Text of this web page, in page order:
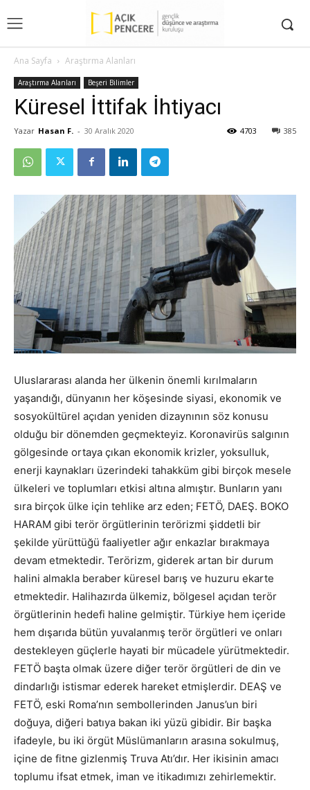
Ana Sayfa Araştırma Alanları
Araştırma Alanları Beşeri Bilimler
Küresel İttifak İhtiyacı
Yazar Hasan F. - 30 Aralık 2020 385
4703
Uluslararası alanda her ülkenin önemli kırılmaların
yaşandığı, dünyanın her köşesinde siyasi, ekonomik ve
sosyokültürel açıdan yeniden dizaynının söz konusu
olduğu bir dönemden geçmekteyiz. Koronavirüs salgının
gölgesinde ortaya çıkan ekonomik krizler, yoksulluk,
enerji kaynakları üzerindeki tahakküm gibi birçok mesele
ülkeleri ve toplumları etkisi altına almıştır. Bunların yanı
sıra birçok ülke için tehlike arz eden; FETÖ, DAEŞ. BOKO
HARAM gibi terör örgütlerinin terörizmi şiddetli bir
şekilde yürüttüğü faaliyetler ağır enkazlar bırakmaya
devam etmektedir. Terörizm, giderek artan bir durum
halini almakla beraber küresel barış ve huzuru ekarte
etmektedir. Halihazırda ülkemiz, bölgesel açıdan terör
örgütlerinin hedefi haline gelmiştir. Türkiye hem içeride
hem dışarıda bütün yuvalanmış terör örgütleri ve onları
destekleyen güçlerle hayati bir mücadele yürütmektedir.
FETÖ başta olmak üzere diğer terör örgütleri de din ve
dindarlığı istismar ederek hareket etmişlerdir. DEAŞ ve
FETÖ, eski Roma’nın sembollerinden Janus’un biri
doğuya, diğeri batıya bakan iki yüzü gibidir. Bir başka
ifadeyle, bu iki örgüt Müslümanların arasına sokulmuş,
içine de fitne gizlenmiş Truva Atı’dır. Her ikisinin amacı
toplumu ifsat etmek, iman ve itikadımızı zehirlemektir.